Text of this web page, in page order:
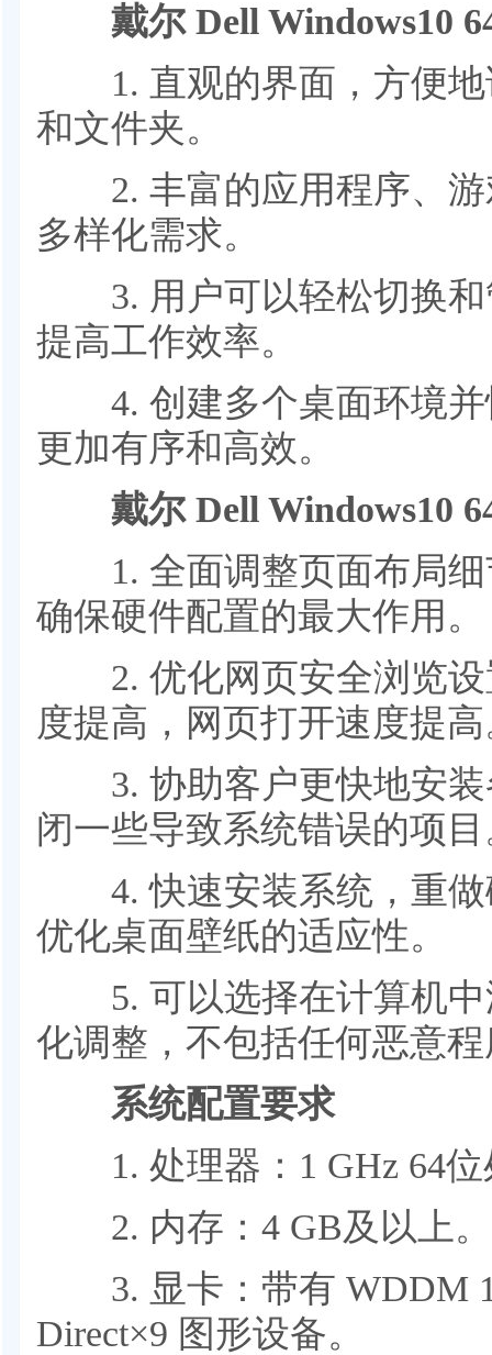
戴尔 Dell Windows10
1. 直观的界面，方便地
和文件夹。
2. 丰富的应用程序、游
多样化需求。
3. 用户可以轻松切换和
提高工作效率。
4. 创建多个桌面环境并
更加有序和高效。
戴尔 Dell Windows10
1. 全面调整页面布局细
确保硬件配置的最大作用。
2. 优化网页安全浏览设
度提高，网页打开速度提
3. 协助客户更快地安装
闭一些导致系统错误的项
4. 快速安装系统，重做
优化桌面壁纸的适应性。
5. 可以选择在计算机中
化调整，不包括任何恶意
系统配置要求
1. 处理器：1 GHz 64位
2. 内存：4 GB及以上。
3. 显卡：带有 WDDM
Direct×9 图形设备。